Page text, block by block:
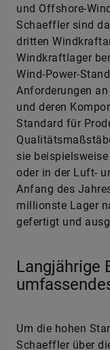
und Offshore-
Schaeffler sind
dritten
Windkraftlager
Wind-Power-
Anforderungen
und deren
Standard für
sie
oder in der Luft-
Anfang des
millionste Lager
gefertigt und
Langjährige
Um die hohen
Schaeffler über